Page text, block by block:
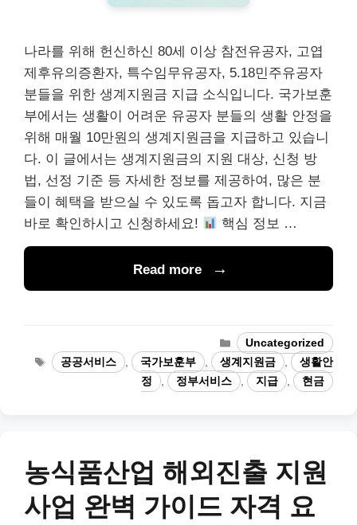
나라를 위해 헌신하신 80세 이상 참전유공자, 고엽
제후유의증환자, 특수임무유공자, 5.18민주유공자
분들을 위한 생계지원금 지급 소식입니다. 국가보훈
부에서는 생활이 어려운 유공자 분들의 생활 안정을
위해 매월 10만원의 생계지원금을 지급하고 있습니
다. 이 글에서는 생계지원금의 지원 대상, 신청 방
법, 선정 기준 등 자세한 정보를 제공하여, 많은 분
들이 혜택을 받으실 수 있도록 돕고자 합니다. 지금
바로 확인하시고 신청하세요!
핵심 정보 …
Read more
Categories
Uncategorized
Tags공공서비스 , 국가보훈부 , 생계지원금 ,
생활안
정
, 정부서비스 , 지급 , 현금
농식품산업 해외진출 지원
사업 완벽 가이드 자격 요